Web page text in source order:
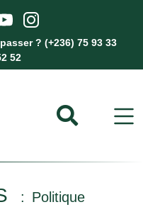
? (+236) 75 93 33
52
Politique